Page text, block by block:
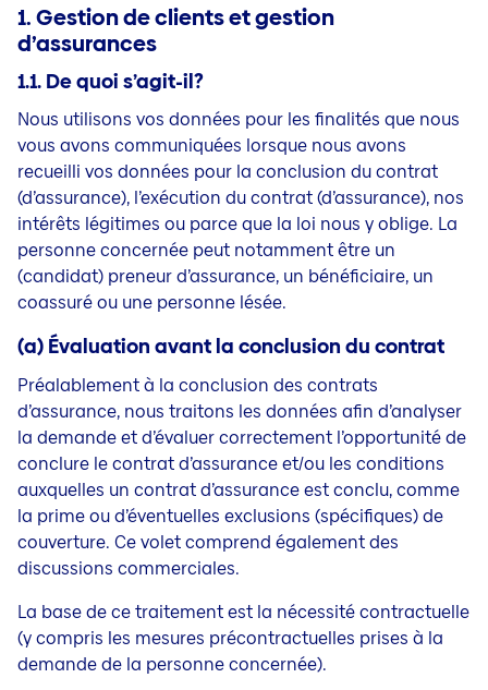
1. Gestion de clients et gestion
d’assurances
1.1. De quoi s’agit-il?
Nous utilisons vos données pour les finalités que nous
vous avons communiquées lorsque nous avons
recueilli vos données pour la conclusion du contrat
(d’assurance), l’exécution du contrat (d’assurance), nos
intérêts légitimes ou parce que la loi nous y oblige. La
personne concernée peut notamment être un
(candidat) preneur d’assurance, un bénéficiaire, un
coassuré ou une personne lésée.
(a) Évaluation avant la conclusion du contrat
Préalablement à la conclusion des contrats
d’assurance, nous traitons les données afin d’analyser
la demande et d’évaluer correctement l’opportunité de
conclure le contrat d’assurance et/ou les conditions
auxquelles un contrat d’assurance est conclu, comme
la prime ou d’éventuelles exclusions (spécifiques) de
couverture. Ce volet comprend également des
discussions commerciales.
La base de ce traitement est la nécessité contractuelle
(y compris les mesures précontractuelles prises à la
demande de la personne concernée).